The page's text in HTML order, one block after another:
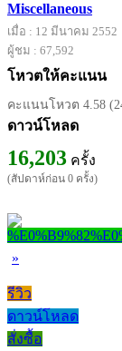
Miscellaneous
เมื่อ : 12 มีนาคม 2552
ผู้ชม : 67,592
โหวตให้คะแนน
คะแนนโหวต 4.58
ดาวน์โหลด
16,203 ครั้ง
(สัปดาห์ก่อน 0 ครั้ง)
»
รีวิว
ดาวน์โหลด
สั่งซื้อ